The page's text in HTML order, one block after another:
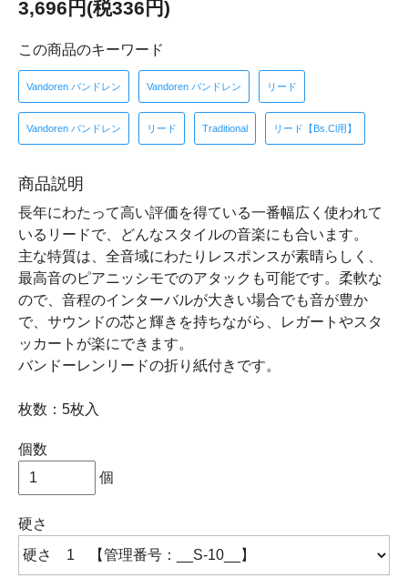
3,696円(税336円)
この商品のキーワード
Vandoren バンドレン Vandoren バンドレン リード
Vandoren バンドレン リード Traditional リード【Bs.Cl用】
商品説明
長年にわたって高い評価を得ている一番幅広く使われて
いるリードで、どんなスタイルの音楽にも合います。
主な特質は、全音域にわたりレスポンスが素晴らしく、
最高音のピアニッシモでのアタックも可能です。柔軟な
ので、音程のインターバルが大きい場合でも音が豊か
で、サウンドの芯と輝きを持ちながら、レガートやスタ
ッカートが楽にできます。
バンドーレンリードの折り紙付きです。
枚数：5枚入
個数
個
硬さ